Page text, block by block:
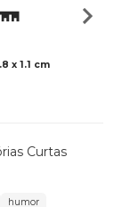
x 1.1 cm
Curtas
humor